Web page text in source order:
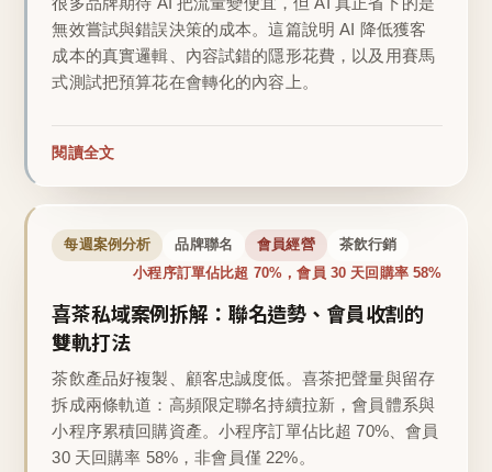
無效嘗試與錯誤決策的成本。這篇說明 AI 降低獲客
成本的真實邏輯、內容試錯的隱形花費，以及用賽馬
式測試把預算花在會轉化的內容上。
閱讀全文
每週案例分析 品牌聯名 會員經營 茶飲行銷
小程序訂單佔比超 70%，會員 30 天回購率 58%
喜茶私域案例拆解：聯名造勢、會員收割的
雙軌打法
茶飲產品好複製、顧客忠誠度低。喜茶把聲量與留存
拆成兩條軌道：高頻限定聯名持續拉新，會員體系與
小程序累積回購資產。小程序訂單佔比超 70%、會員
30 天回購率 58%，非會員僅 22%。